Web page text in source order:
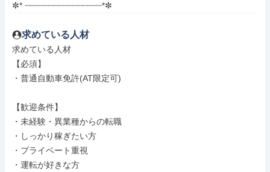
✼* ┈┈┈┈┈┈┈┈┈┈┈┈┈┈┈┈*✼
求めている人材
求めている人材
【必須】
・普通自動車免許(AT限定可)
【歓迎条件】
・未経験・異業種からの転職
・しっかり稼ぎたい方
・プライベート重視
・運転が好きな方